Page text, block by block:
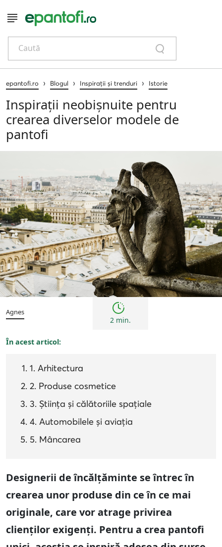
Caută
epantofi.ro › Blogul › Inspirații și trenduri › Istorie
Inspirații neobișnuite pentru
crearea diverselor modele de
pantofi
Inspirații și trenduri Istorie
Agnes
2 min.
În acest articol:
1. Arhitectura
2. Produse cosmetice
3. Știința și călătoriile spațiale
4. Automobilele și aviația
5. Mâncarea
Designerii de încălțăminte se întrec în
crearea unor produse din ce în ce mai
originale, care vor atrage privirea
clienților exigenți. Pentru a crea pantofi